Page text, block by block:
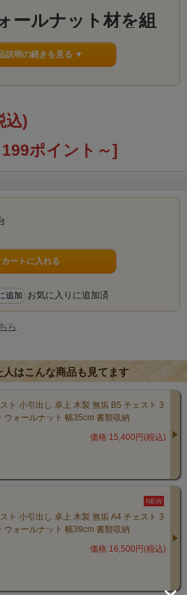
ールナット材を組
質な書類チェスト
です
チェスト3段
タモ
確かな頑丈さを持っ
ォールナット材の
るナチュラルデザ
説明の続きを見る ▼
込)
ポイント～]
お気に入りに追加済
ら
はこんな商品も見てます
ト 小引出し 卓上 木製 無垢 B5 チェスト 3
ウォールナット 幅35cm 書類収納
価格:15,400円(税込)
NEW
ト 小引出し 卓上 木製 無垢 A4 チェスト 3
ウォールナット 幅39cm 書類収納
価格:16,500円(税込)